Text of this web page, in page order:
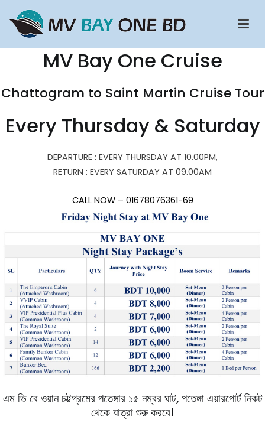
content
MV Bay One BD Cruise Ship
Chattogram To Saint Martin Cruise Ship | Saint Martin To
Chattogram Cruise Ship | Potegaon Cruise | Potegaon Beach To
MV Bay One Cruise
Chattogram to Saint Martin Cruise Tour
Every Thursday & Saturday
DEPARTURE : EVERY THURSDAY AT 10.00PM,
RETURN : EVERY SATURDAY AT 09.00AM
CALL NOW – 01678076361-69
এম ভি বে ওয়ান চট্টগ্রমের পতেঙ্গার ১৫ নম্বর ঘাট, পতেঙ্গা এয়ারপোর্ট নিকট
থেকে যাত্রা শুরু করবে।